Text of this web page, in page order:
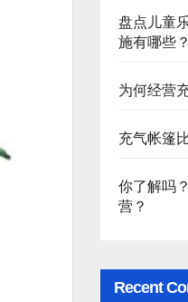
盘点儿童
施有哪些？
为何经营
充气帐篷
你了解吗
营？
Recent